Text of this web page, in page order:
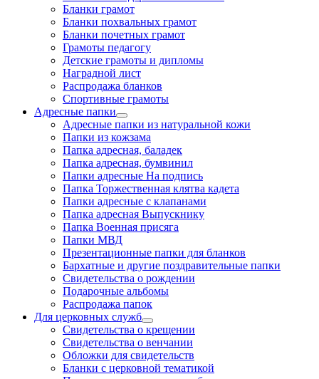
Бланки грамот
Бланки похвальных грамот
Бланки почетных грамот
Грамоты педагогу
Детские грамоты и дипломы
Наградной лист
Распродажа бланков
Спортивные грамоты
Адресные папки
Адресные папки из натуральной кожи
Папки из кожзама
Папка адресная, баладек
Папка адресная, бумвинил
Папки адресные На подпись
Папка Торжественная клятва кадета
Папки адресные с клапанами
Папка адресная Выпускнику
Папка Военная присяга
Папки МВД
Презентационные папки для бланков
Бархатные и другие поздравительные папки
Свидетельства о рождении
Подарочные альбомы
Распродажа папок
Для церковных служб
Свидетельства о крещении
Свидетельства о венчании
Обложки для свидетельств
Бланки с церковной тематикой